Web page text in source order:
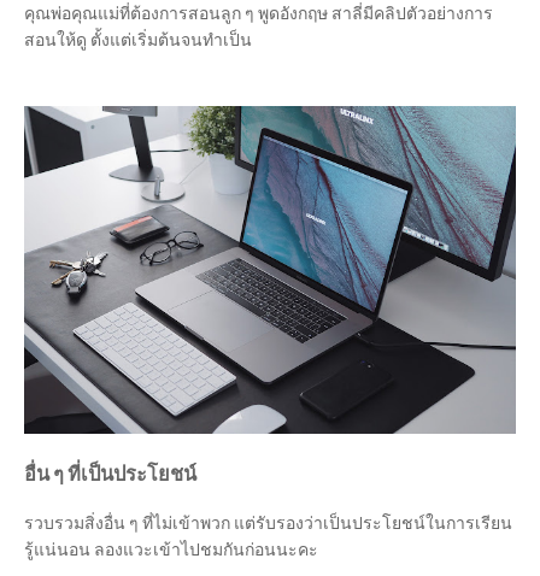
คุณพ่อคุณแม่ที่ต้องการสอนลูก ๆ พูดอังกฤษ สาลี่มีคลิปตัวอย่างการ
สอนให้ดู ตั้งแต่เริ่มต้นจนทำเป็น
อื่น ๆ ที่เป็นประโยชน์
รวบรวมสิ่งอื่น ๆ ที่ไม่เข้าพวก แต่รับรองว่าเป็นประโยชน์ในการเรียน
รู้แน่นอน ลองแวะเข้าไปชมกันก่อนนะคะ